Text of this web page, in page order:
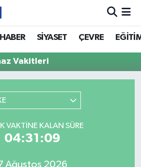
SİYASET ÇEVRE
Vakitleri
VAKTINE KALAN SÜRE
04:31:09
Ağustos 2026
Eczaneler
Haritası
Durumu ve Fikstür